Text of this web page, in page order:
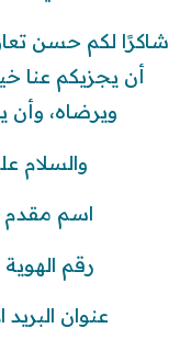
شاكرًا لكم حسن
أن يجزيكم عنا
ويرضاه، وأن
والسلام
اسم
رقم
عنوان